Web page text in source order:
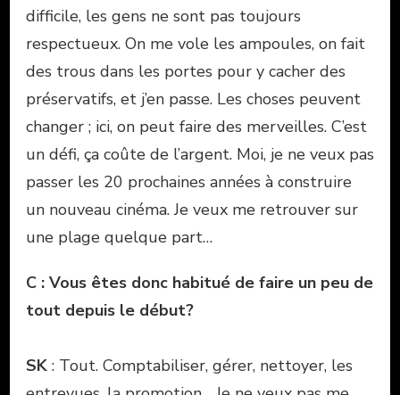
difficile, les gens ne sont pas toujours
respectueux. On me vole les ampoules, on fait
des trous dans les portes pour y cacher des
préservatifs, et j’en passe. Les choses peuvent
changer ; ici, on peut faire des merveilles. C’est
un défi, ça coûte de l’argent. Moi, je ne veux pas
passer les 20 prochaines années à construire
un nouveau cinéma. Je veux me retrouver sur
une plage quelque part…
C : Vous êtes donc habitué de faire un peu de
tout depuis le début?
SK : Tout. Comptabiliser, gérer, nettoyer, les